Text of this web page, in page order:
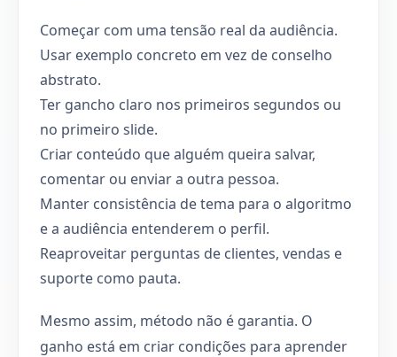
Começar com uma tensão real da audiência.
Usar exemplo concreto em vez de conselho
abstrato.
Ter gancho claro nos primeiros segundos ou
no primeiro slide.
Criar conteúdo que alguém queira salvar,
comentar ou enviar a outra pessoa.
Manter consistência de tema para o algoritmo
e a audiência entenderem o perfil.
Reaproveitar perguntas de clientes, vendas e
suporte como pauta.
Mesmo assim, método não é garantia. O
ganho está em criar condições para aprender